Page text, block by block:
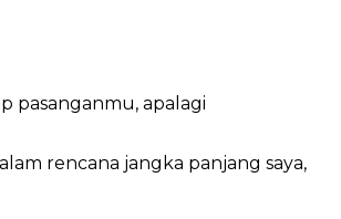
pasanganmu, apalagi
rencana jangka panjang saya,